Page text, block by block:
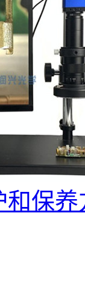
和保养